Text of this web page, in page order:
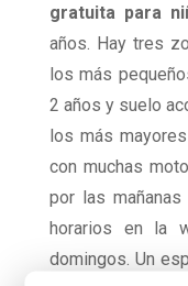
gratuita para
años. Hay tres
los más
2 años y suelo
los más
con muchas
por las
horarios en la
domingos. Un